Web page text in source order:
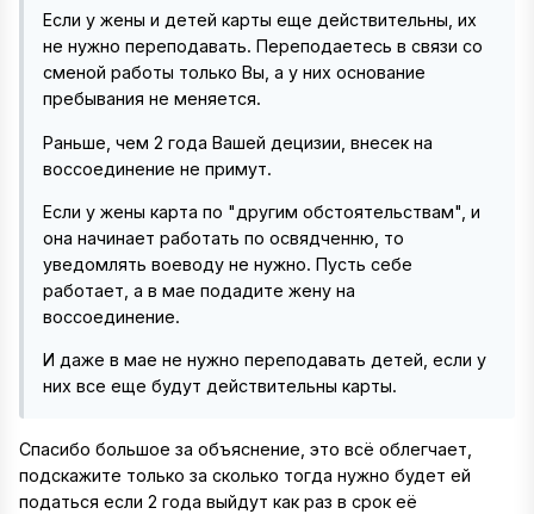
Если у жены и детей карты еще действительны, их
не нужно переподавать. Переподаетесь в связи со
сменой работы только Вы, а у них основание
пребывания не меняется.
Раньше, чем 2 года Вашей децизии, внесек на
воссоединение не примут.
Если у жены карта по "другим обстоятельствам", и
она начинает работать по освядченню, то
уведомлять воеводу не нужно. Пусть себе
работает, а в мае подадите жену на
воссоединение.
И даже в мае не нужно переподавать детей, если у
них все еще будут действительны карты.
Спасибо большое за объяснение, это всё облегчает,
подскажите только за сколько тогда нужно будет ей
податься если 2 года выйдут как раз в срок её